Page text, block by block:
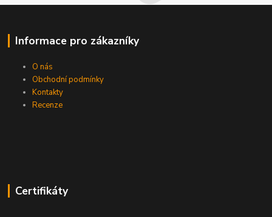
Informace pro zákazníky
O nás
Obchodní podmínky
Kontakty
Recenze
Certifikáty